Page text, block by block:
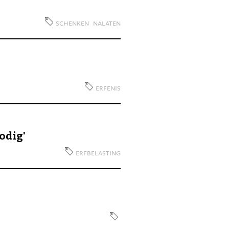
schenken nalaten
erfenis
erfbelasting